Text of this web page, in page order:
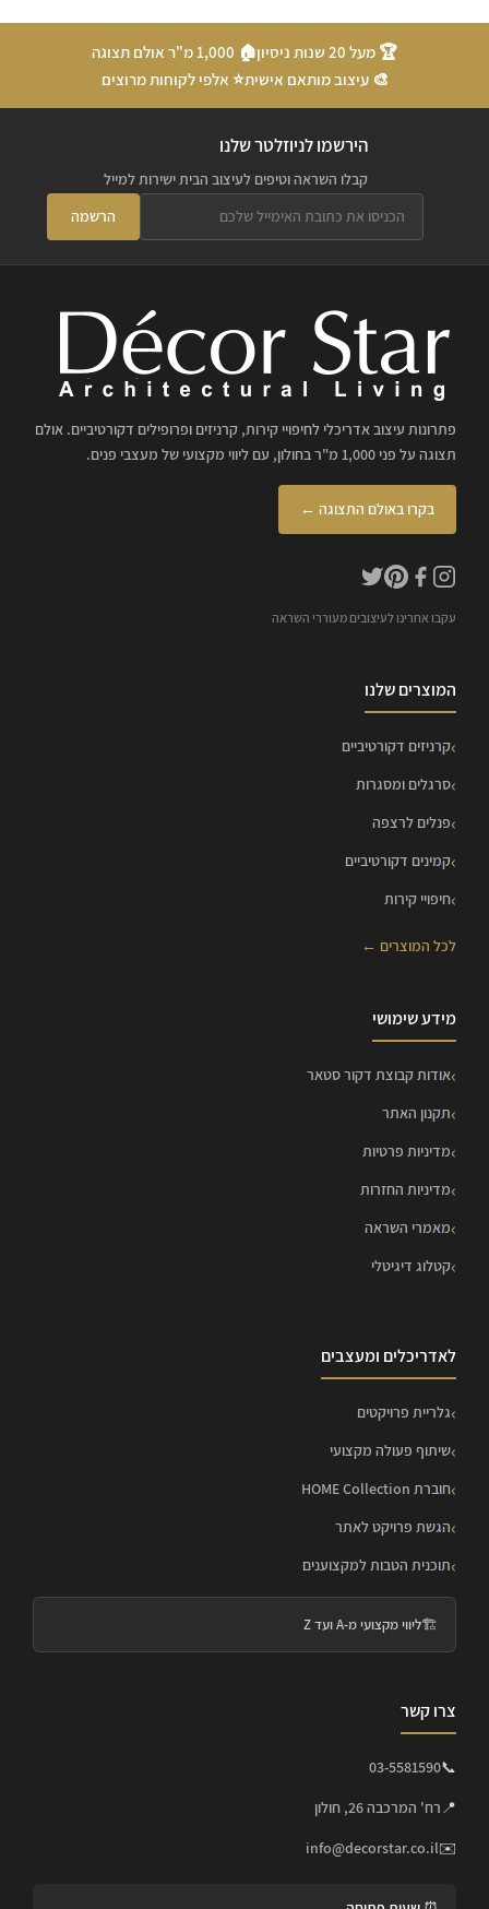
🏆 מעל 20 שנות ניסיון
🏠 1,000 מ"ר אולם תצוגה
🎨 עיצוב מותאם אישית⭐ אלפי לקוחות מרוצים
הירשמו לניוזלטר שלנו
קבלו השראה וטיפים לעיצוב הבית ישירות למייל
הרשמה
פתרונות עיצוב אדריכלי לחיפויי קירות, קרניזים ופרופילים דקורטיביים. אולם
תצוגה על פני 1,000 מ"ר בחולון, עם ליווי מקצועי של מעצבי פנים.
בקרו באולם התצוגה ←
עקבו אחרינו לעיצובים מעוררי השראה
המוצרים שלנו
קרניזים דקורטיביים
סרגלים ומסגרות
פנלים לרצפה
קמינים דקורטיביים
חיפויי קירות
לכל המוצרים ←
מידע שימושי
אודות קבוצת דקור סטאר
תקנון האתר
מדיניות פרטיות
מדיניות החזרות
מאמרי השראה
קטלוג דיגיטלי
לאדריכלים ומעצבים
גלריית פרויקטים
שיתוף פעולה מקצועי
חוברת HOME Collection
הגשת פרויקט לאתר
תוכנית הטבות למקצוענים
🏗️ליווי מקצועי מ-A ועד Z
צרו קשר
📞
03-5581590
📍רח' המרכבה 26, חולון
✉️
info@decorstar.co.il